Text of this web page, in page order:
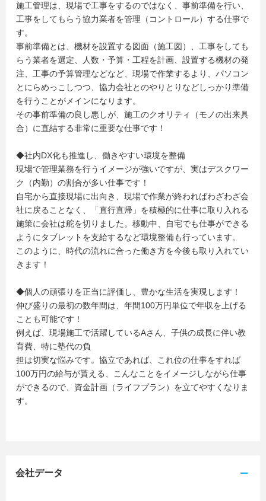
施工管理は、現場で工事をするのではなく、事前準備を行い、
工事をしてもらう協力業者を管理（コントロール）する仕事で
す。
事前準備とは、機材を設置する図面（施工図）、工事をしても
らう業者を選定、人数・予算・工程を計画、設置する機材の発
注、工事の予算管理などなど、現場で作業するより、パソコン
とにらめっこしつつ、協力会社とのやりとりなどしっかり準備
を行うことがメインになります。
その事前準備の良し悪しが、施工のクオリティ（モノの出来具
合）に直結する非常に重要な仕事です！
◆社内DX化も推進し、働きやすい環境を整備
現場で管理業務を行うイメージが強いですが、実はデスクワー
ク（内勤）の割合が多い仕事です！
自宅から直接現場に出向き、現場で作業が終わればわざわざ会
社に戻ることなく、「直行直帰」を積極的に仕事に取り入れる
施策に会社は舵を切りました。移動中、自宅でも仕事ができる
ようにタブレットを支給するなど環境整備も行っています。
このように、時代の流れに合った働き方を今後も取り入れてい
きます！
◆個人の頑張りを正当に評価し、豊かな生活を実現します！
伸び盛りの最初の数年間は、年間100万円単位で年収を上げる
ことも可能です！
例えば、現場施工で活躍しているAさん、子供の成長に伴い教
育費、特に塾代の負
担は切実な悩みです。協立であれば、これ位の仕事をすれば
100万円の給与が貰える、こんなことをイメージしながら仕事
ができるので、資金計画（ライフプラン）を立てやすくなりま
す。
会社データ